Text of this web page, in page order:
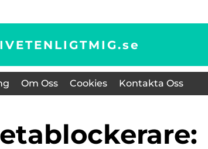
se
Om Oss Cookies Kontakta Oss